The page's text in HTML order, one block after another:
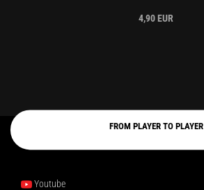
4,90 EUR
FROM PLAYER TO PLAYER
Youtube